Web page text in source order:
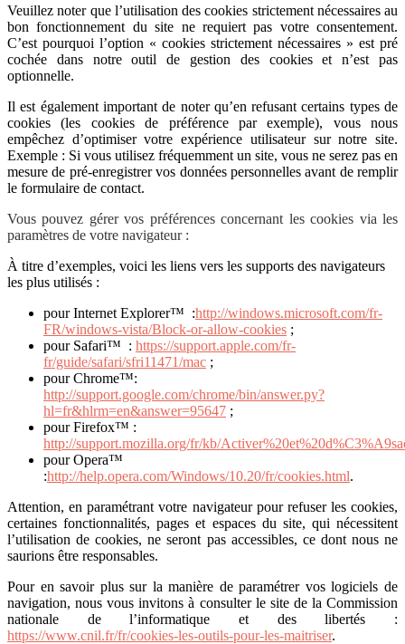
Veuillez noter que l’utilisation des cookies strictement nécessaires au
bon fonctionnement du site ne requiert pas votre consentement.
C’est pourquoi l’option « cookies strictement nécessaires » est pré
cochée dansnotre outil de gestion des cookies et n’est pas
optionnelle.
Il est également important de noter qu’en refusant certains types de
cookies (les cookies de préférence par exemple), vous nous
empêchez d’optimiser votre expérience utilisateur sur notre site.
Exemple : Si vous utilisez fréquemment un site, vous ne serez pas en
mesure de pré-enregistrer vos données personnelles avant de remplir
le formulaire de contact.
Vous pouvez gérer vos préférences concernant les cookies via les
paramètres de votre navigateur :
À titre d’exemples, voici les liens vers les supports des navigateurs
les plus utilisés :
pour Internet Explorer™ :http://windows.microsoft.com/fr-
FR/windows-vista/Block-or-allow-cookies ;
pour Safari™ : https://support.apple.com/fr-
fr/guide/safari/sfri11471/mac ;
pour Chrome™:
http://support.google.com/chrome/bin/answer.py?
hl=fr&hlrm=en&answer=95647 ;
pour Firefox™ :
http://support.mozilla.org/fr/kb/
pour Opera™
:http://help.opera.com/Windows/10.20/fr/cookies.html.
Attention, en paramétrant votre navigateur pour refuser les cookies,
certaines fonctionnalités, pages et espaces du site, qui nécessitent
l’utilisation de cookies, ne seront pas accessibles, ce dont nous ne
saurions être responsables.
Pour en savoir plus sur la manière de paramétrer vos logiciels de
navigation, nous vous invitons à consulter le site de la Commission
nationale de l’informatique et des libertés :
https://www.cnil.fr/fr/cookies-les-outils-pour-les-maitriser.